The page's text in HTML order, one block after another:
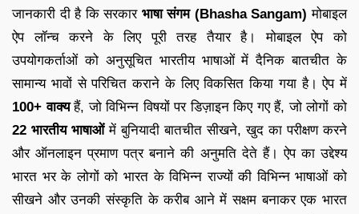
जानकारी दी है कि सरकार भाषा संगम (Bhasha Sangam) मोबाइल
ऐप लॉन्च करने के लिए पूरी तरह तैयार है। मोबाइल ऐप को
उपयोगकर्ताओं को अनुसूचित भारतीय भाषाओं में दैनिक बातचीत के
सामान्य भावों से परिचित कराने के लिए विकसित किया गया है। ऐप में
100+ वाक्यहैं, जो विभिन्न विषयों पर डिज़ाइन किए गए हैं, जो लोगों को
22 भारतीय भाषाओंमें बुनियादी बातचीत सीखने, खुद का परीक्षण करने
और ऑनलाइन प्रमाण पत्र बनाने की अनुमति देते हैं। ऐप का उद्देश्य
भारत भर के लोगों को भारत के विभिन्न राज्यों की विभिन्न भाषाओं को
सीखने और उनकी संस्कृति के करीब आने में सक्षम बनाकर एक भारत